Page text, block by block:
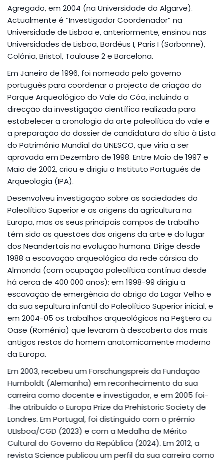
Agregado, em 2004 (na Universidade do Algarve).
Actualmente é “Investigador Coordenador” na
Universidade de Lisboa e, anteriormente, ensinou nas
Universidades de Lisboa, Bordéus I, Paris I (Sorbonne),
Colónia, Bristol, Toulouse 2 e Barcelona.
Em Janeiro de 1996, foi nomeado pelo governo
português para coordenar o projecto de criação do
Parque Arqueológico do Vale do Côa, incluindo a
direcção da investigação científica realizada para
estabelecer a cronologia da arte paleolítica do vale e
a preparação do dossier de candidatura do sítio à Lista
do Património Mundial da UNESCO, que viria a ser
aprovada em Dezembro de 1998. Entre Maio de 1997 e
Maio de 2002, criou e dirigiu o Instituto Português de
Arqueologia (IPA).
Desenvolveu investigação sobre as sociedades do
Paleolítico Superior e as origens da agricultura na
Europa, mas os seus principais campos de trabalho
têm sido as questões das origens da arte e do lugar
dos Neandertais na evolução humana. Dirige desde
1988 a escavação arqueológica da rede cársica do
Almonda (com ocupação paleolítica contínua desde
há cerca de 400 000 anos); em 1998-99 dirigiu a
escavação de emergência do abrigo do Lagar Velho e
da sua sepultura infantil do Paleolítico Superior inicial, e
em 2004-05 os trabalhos arqueológicos na Peştera cu
Oase (Roménia) que levaram à descoberta dos mais
antigos restos do homem anatomicamente moderno
da Europa.
Em 2003, recebeu umForschungspreisda Fundação
Humboldt (Alemanha) em reconhecimento da sua
carreira como docente e investigador, e em 2005 foi­
‑lhe atribuído oEuropa PrizedaPrehistoric Societyde
Londres. Em Portugal, foi distinguido com o prémio
ULIsboa/CGD (2023) e com a Medalha de Mérito
Cultural do Governo da República (2024). Em 2012, a
revistaSciencepublicou um perfil da sua carreira como